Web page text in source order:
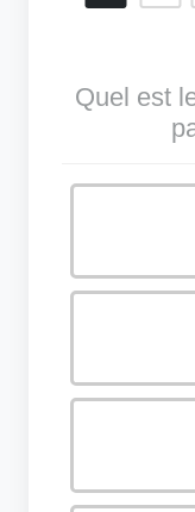
Quel est